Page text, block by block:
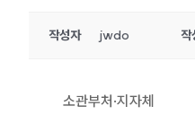
작성자 jwdo 작
소관부처·지자체